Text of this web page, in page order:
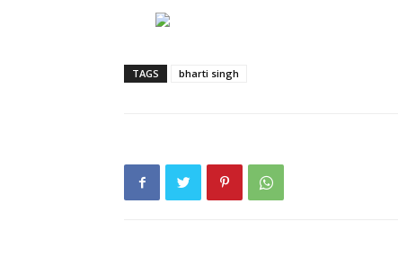
TAGS bharti singh